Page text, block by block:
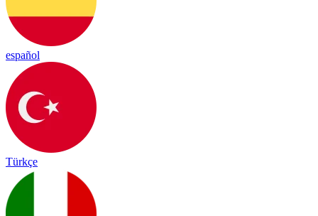
español
Türkçe